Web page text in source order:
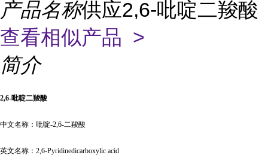
产品名称供应2,6-吡啶二羧酸
查看相似产品 >
简介
2,6-吡啶二羧酸
中文名称：吡啶-2,6-二羧酸
英文名称： 2,6-Pyridinedicarboxylic acid